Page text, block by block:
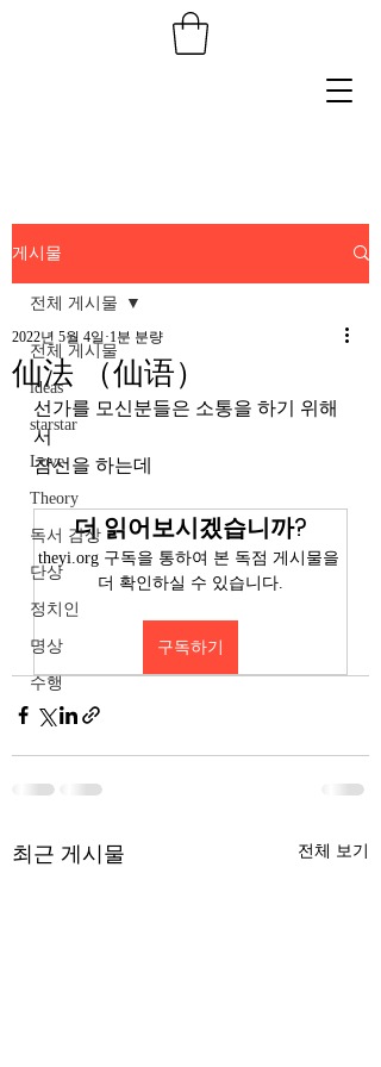
게시물
전체 게시물
ideas
starstar
Love
Theory
독서 감상
단상
정치인
명상
수행
전체 게시물
仙法 （仙语）
2022년 5월 4일 1분 분량
선가를 모신분들은 소통을 하기 위해
서
참선을 하는데
더 읽어보시겠습니까?
theyi.org 구독을 통하여 본 독점 게시물을
더 확인하실 수 있습니다.
구독하기
최근 게시물 전체 보기